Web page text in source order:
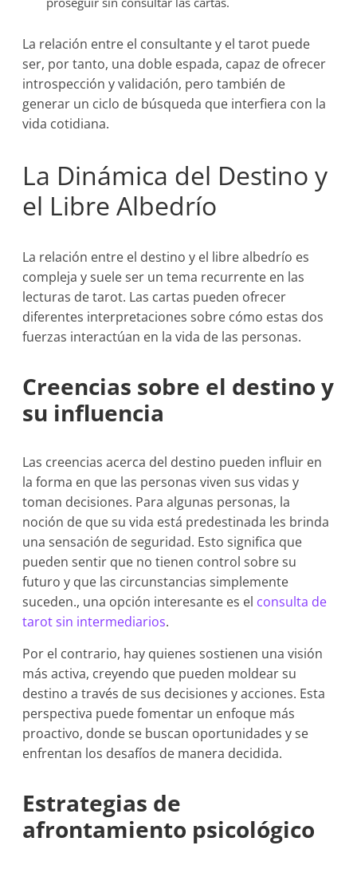
La relación entre el consultante y el tarot puede
ser, por tanto, una doble espada, capaz de ofrecer
introspección y validación, pero también de
generar un ciclo de búsqueda que interfiera con la
vida cotidiana.
La Dinámica del Destino y
el Libre Albedrío
La relación entre el destino y el libre albedrío es
compleja y suele ser un tema recurrente en las
lecturas de tarot. Las cartas pueden ofrecer
diferentes interpretaciones sobre cómo estas dos
fuerzas interactúan en la vida de las personas.
Creencias sobre el destino y
su influencia
Las creencias acerca del destino pueden influir en
la forma en que las personas viven sus vidas y
toman decisiones. Para algunas personas, la
noción de que su vida está predestinada les brinda
una sensación de seguridad. Esto significa que
pueden sentir que no tienen control sobre su
futuro y que las circunstancias simplemente
suceden., una opción interesante es el consulta de
tarot sin intermediarios.
Por el contrario, hay quienes sostienen una visión
más activa, creyendo que pueden moldear su
destino a través de sus decisiones y acciones. Esta
perspectiva puede fomentar un enfoque más
proactivo, donde se buscan oportunidades y se
enfrentan los desafíos de manera decidida.
Estrategias de
afrontamiento psicológico